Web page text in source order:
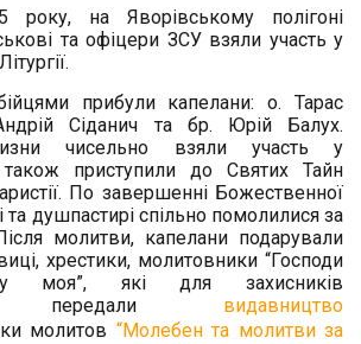
року, на Яворівському полігоні
та офіцери ЗСУ взяли участь у
прибули капелани: о. Тарас
Сіданич та бр. Юрій Балух.
чисельно взяли участь у
також приступили до Святих Тайн
По завершенні Божественної
та душпастирі спільно помолилися за
молитви, капелани подарували
хрестики, молитовники “Господи
моя”, які для захисників
передали видавництво
молитов “Молебен та молитви за